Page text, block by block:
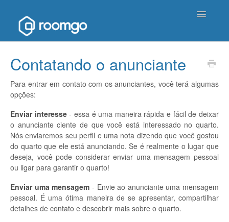
Toggle
Contatando o anunciante
Para entrar em contato com os anunciantes, você terá algumas
opções:
Enviar interesse- essa é uma maneira rápida e fácil de deixar
o anunciante ciente de que você está interessado no quarto.
Nós enviaremos seu perfil e uma nota dizendo que você gostou
do quarto que ele está anunciando. Se é realmente o lugar que
deseja, você pode considerar enviar uma mensagem pessoal
ou ligar para garantir o quarto!
Enviar uma mensagem - Envie ao anunciante uma mensagem
pessoal. É uma ótima maneira de se apresentar, compartilhar
detalhes de contato e descobrir mais sobre o quarto.